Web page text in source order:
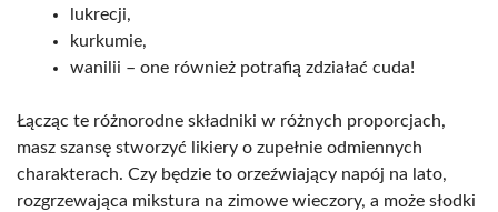
lukrecji,
kurkumie,
wanilii – one również potrafią zdziałać cuda!
Łącząc te różnorodne składniki w różnych proporcjach,
masz szansę stworzyć likiery o zupełnie odmiennych
charakterach. Czy będzie to orzeźwiający napój na lato,
rozgrzewająca mikstura na zimowe wieczory, a może słodki